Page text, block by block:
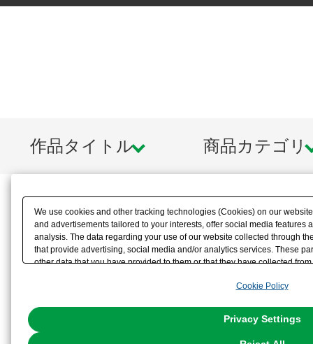
可能性があります。立川本店での販
作品タイトル 商品カテゴリ
We use cookies and other tracking technologies (Cookies) on our
and advertisements tailored to your interests, offer social media features
analysis. The data regarding your use of our website collected through
that provide advertising, social media and/or analytics services. These
other data that you have provided to them or that they have collected
the use of all Cookies except for Strictly Necessary Cookies, please
You can change your consent or rejection settings at any time via
Cookie Policy
Privacy Settings